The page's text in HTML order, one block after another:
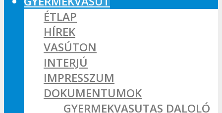
ÉTLAP
HÍREK
VASÚTON
INTERJÚ
IMPRESSZUM
DOKUMENTUMOK
GYERMEKVASUTAS DALOLÓ